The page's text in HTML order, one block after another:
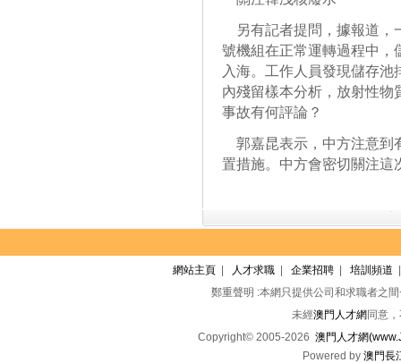
另有記者提問，據報道，
號機組在正常運轉過程中，
入海。工作人員發現儲存
內殘留樣本分析，放射性物
事故有何評論？
郭嘉昆表示，中方注意到
置措施。中方會密切關注這
網站主頁 人才求職 企業招聘 培訓頻道
鄭重聲明 :本網只提供公司和求職者之
未經澳門人才網 同意
Copyright© 2005-2026 澳門人才網
Powered by 澳門長